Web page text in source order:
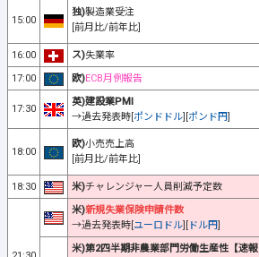
15:00
独)製造業受注
[前月比/前年比]
16:00
ス)失業率
17:00
欧)ECB月例報告
17:30
英)建設業PMI
→過去発表時[ポンドドル][ポンド円]
18:00
欧)小売売上高
[前月比/前年比]
18:30
米)チャレンジャー人員削減予定数
米)新規失業保険申請件数
→過去発表時[ユーロドル][ ドル円]
米)第2四半期非農業部門労働生産性【速報